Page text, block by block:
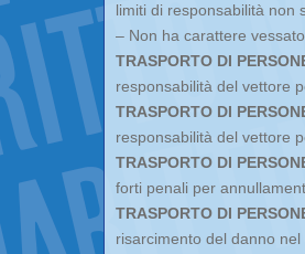
limiti di responsabilità non
– Non ha carattere
TRASPORTO DI
responsabilità del vettore
TRASPORTO DI
responsabilità del vettore
TRASPORTO DI
forti penali per
TRASPORTO DI
risarcimento del danno